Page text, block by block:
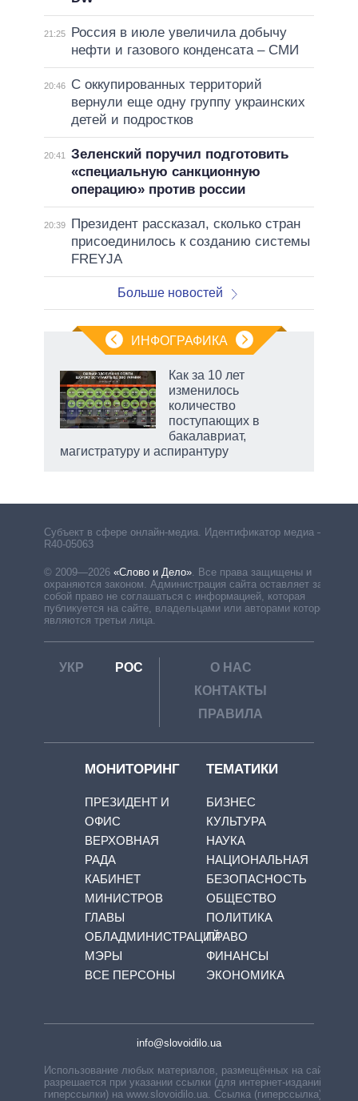
21:25
Россия в июле увеличила добычу
нефти и газового конденсата – СМИ
20:46
С оккупированных территорий
вернули еще одну группу украинских
детей и подростков
20:41
Зеленский поручил подготовить
«специальную санкционную
операцию» против россии
20:39
Президент рассказал, сколько стран
присоединилось к созданию системы
FREYJA
Больше новостей
ИНФОГРАФИКА
Как за 10 лет
изменилось
количество
поступающих в
бакалавриат,
магистратуру и аспирантуру
Субъект в сфере онлайн-медиа. Идентификатор медиа –
R40-05063
© 2009—2026 «Слово и Дело» Все права защищены и
охраняются законом. Администрация сайта оставляет за
собой право не соглашаться с информацией, которая
публикуется на сайте, владельцами или авторами которой
являются третьи лица.
УКР РОС
О НАС
КОНТАКТЫ
ПРАВИЛА
МОНИТОРИНГ
ПРЕЗИДЕНТ И
ОФИС
ВЕРХОВНАЯ
РАДА
КАБИНЕТ
МИНИСТРОВ
ГЛАВЫ
ОБЛАДМИНИСТРАЦИЙ
МЭРЫ
ВСЕ ПЕРСОНЫ
ТЕМАТИКИ
БИЗНЕС
КУЛЬТУРА
НАУКА
НАЦИОНАЛЬНАЯ
БЕЗОПАСНОСТЬ
ОБЩЕСТВО
ПОЛИТИКА
ПРАВО
ФИНАНСЫ
ЭКОНОМИКА
info@slovoidilo.ua
Использование любых материалов, размещённых на сайте,
разрешается при указании ссылки (для интернет-изданий —
гиперссылки) на www.slovoidilo.ua. Ссылка (гиперссылка)